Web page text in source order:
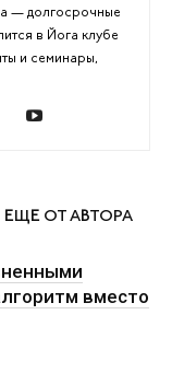
— долгосрочные
в Йога клубе
и семинары,
ЕЩЕ ОТ АВТОРА
вместо